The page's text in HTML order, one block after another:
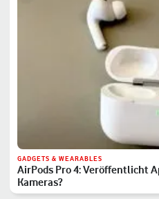
GADGETS & WEARABLES
AirPods Pro 4: Veröffentlicht
Kameras?